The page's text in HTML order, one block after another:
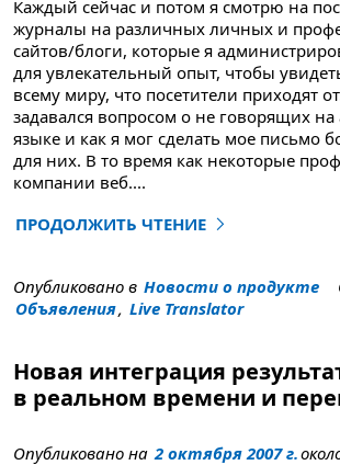
Каждый сейчас и потом я смотрю на
журналы на различных личных и
сайтов/блоги, которые я
для увлекательный опыт, чтобы
всему миру, что посетители приходят
задавался вопросом о не говорящих
языке и как я мог сделать мое письмо
для них. В то время как некоторые
компании веб....
ПРОДОЛЖИТЬ ЧТЕНИЕ
"Перевести это и перевести мою
Опубликовано в Новости о продукте
Объявления, Live Translator
Новая интеграция
в реальном времени и
Опубликовано на 2 октября 2007 г.